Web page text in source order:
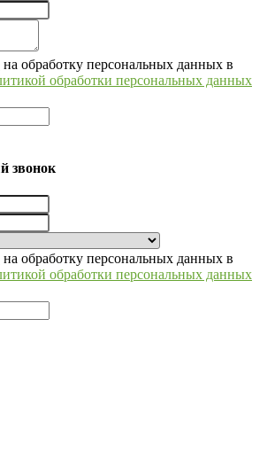
на обработку персональных данных в
обработки персональных данных
звонок
на обработку персональных данных в
обработки персональных данных